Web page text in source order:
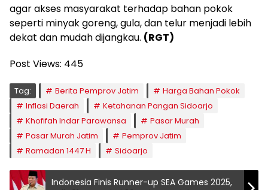
agar akses masyarakat terhadap bahan pokok
seperti minyak goreng, gula, dan telur menjadi lebih
dekat dan mudah dijangkau. (RGT)
Post Views: 445
Tag: Berita Pemprov Jatim
Harga Bahan Pokok
Inflasi Daerah
Ketahanan Pangan Sidoarjo
Khofifah Indar Parawansa
Pasar Murah
Pasar Murah Jatim
Pemprov Jatim
Ramadan 1447 H
Sidoarjo
Indonesia Finis Runner-up SEA Games 2025,